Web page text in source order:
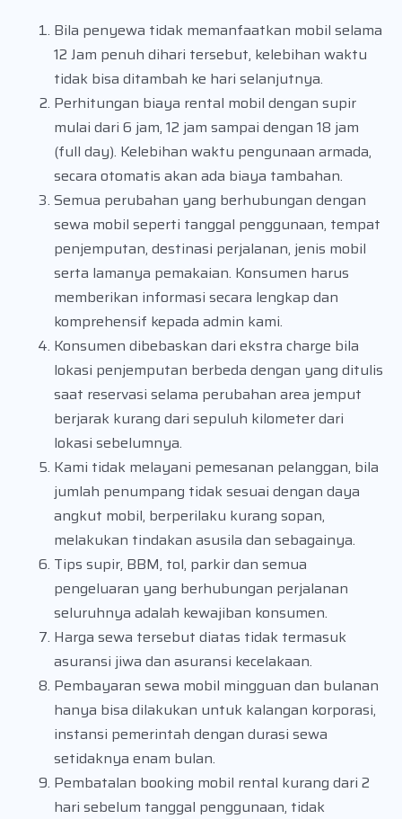
Bila penyewa tidak memanfaatkan mobil selama
12 Jam penuh dihari tersebut, kelebihan waktu
tidak bisa ditambah ke hari selanjutnya.
Perhitungan biaya rental mobil dengan supir
mulai dari 6 jam, 12 jam sampai dengan 18 jam
(full day). Kelebihan waktu pengunaan armada,
secara otomatis akan ada biaya tambahan.
Semua perubahan yang berhubungan dengan
sewa mobil seperti tanggal penggunaan, tempat
penjemputan, destinasi perjalanan, jenis mobil
serta lamanya pemakaian. Konsumen harus
memberikan informasi secara lengkap dan
komprehensif kepada admin kami.
Konsumen dibebaskan dari ekstra charge bila
lokasi penjemputan berbeda dengan yang ditulis
saat reservasi selama perubahan area jemput
berjarak kurang dari sepuluh kilometer dari
lokasi sebelumnya.
Kami tidak melayani pemesanan pelanggan, bila
jumlah penumpang tidak sesuai dengan daya
angkut mobil, berperilaku kurang sopan,
melakukan tindakan asusila dan sebagainya.
Tips supir, BBM, tol, parkir dan semua
pengeluaran yang berhubungan perjalanan
seluruhnya adalah kewajiban konsumen.
Harga sewa tersebut diatas tidak termasuk
asuransi jiwa dan asuransi kecelakaan.
Pembayaran sewa mobil mingguan dan bulanan
hanya bisa dilakukan untuk kalangan korporasi,
instansi pemerintah dengan durasi sewa
setidaknya enam bulan.
Pembatalan booking mobil rental kurang dari 2
hari sebelum tanggal penggunaan, tidak